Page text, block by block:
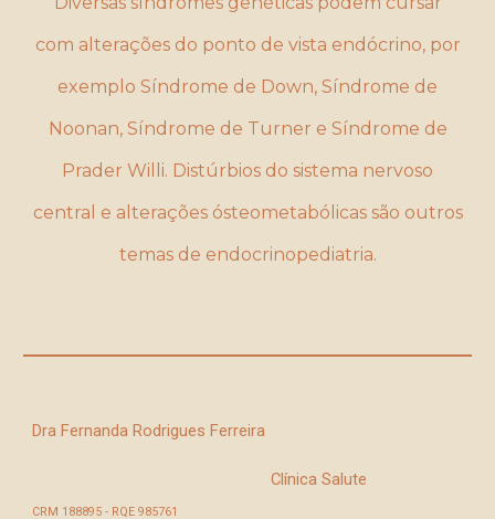
com alterações do ponto de vista endócrino, por
exemplo Síndrome de Down, Síndrome de
Noonan, Síndrome de Turner e Síndrome de
Prader Willi. Distúrbios do sistema nervoso
central e alterações ósteometabólicas são outros
temas de endocrinopediatria.
Dra Fernanda Rodrigues Ferreira
Clínica Salute
CRM 188895 - RQE 985761